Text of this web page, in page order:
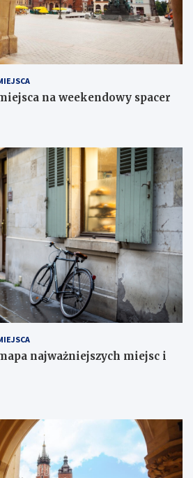
na weekendowy spacer
najważniejszych miejsc i